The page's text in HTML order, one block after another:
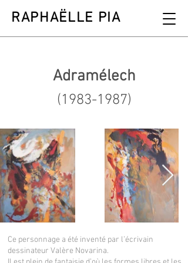
RAPHAËLLE PIA
Adramélech
(1983-1987)
Ce personnage a été inventé par l’écrivain
dessinateur Valère Novarina.